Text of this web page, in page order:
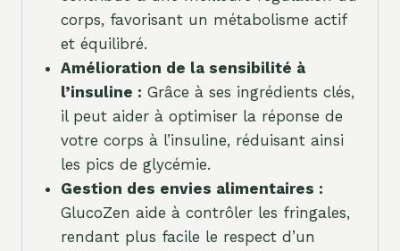
corps, favorisant un métabolisme actif
et équilibré.
Amélioration de la sensibilité à
l’insuline : Grâce à ses ingrédients clés,
il peut aider à optimiser la réponse de
votre corps à l’insuline, réduisant ainsi
les pics de glycémie.
Gestion des envies alimentaires :
GlucoZen aide à contrôler les fringales,
rendant plus facile le respect d’un